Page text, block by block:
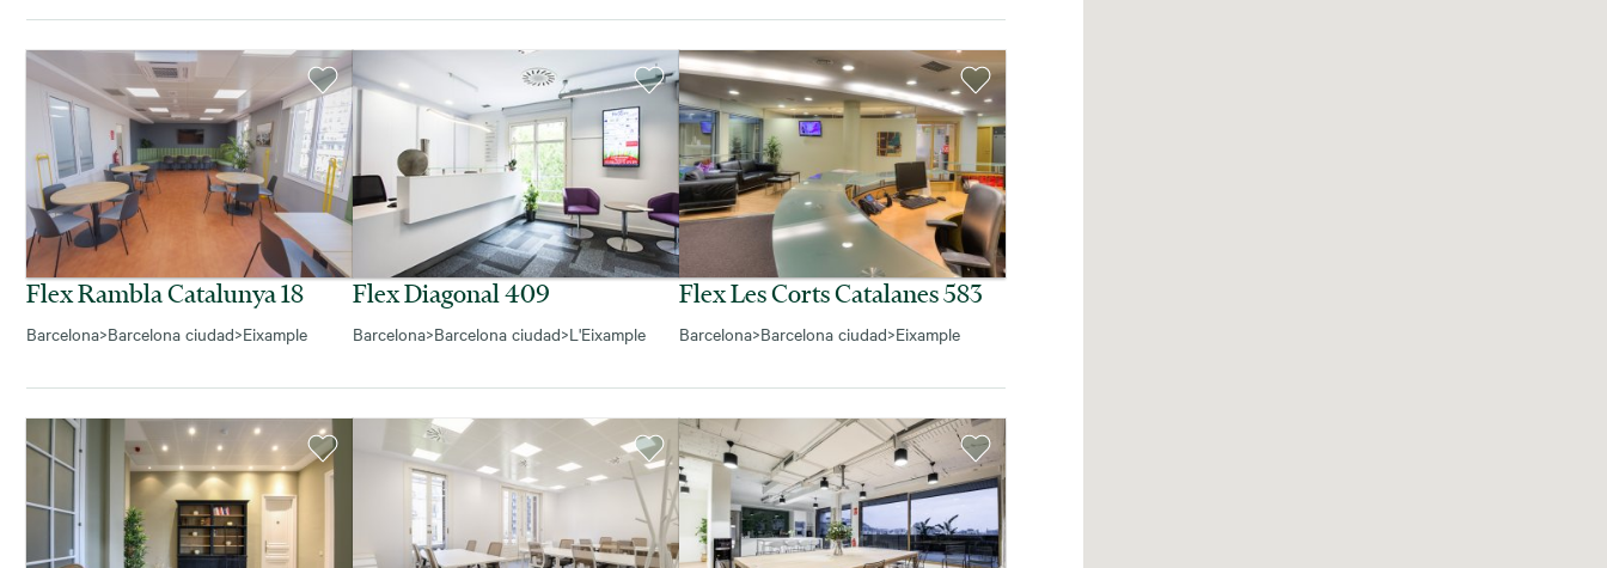
Flex Rambla Catalunya 18
Barcelona>Barcelona ciudad>Eixample
Flex Diagonal 409
Barcelona>Barcelona ciudad>L'Eixample
Flex Les Corts Catalanes 583
Barcelona>Barcelona ciudad>Eixample